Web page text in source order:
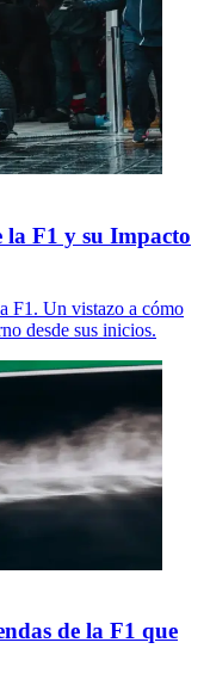
la F1 y su Impacto
F1. Un vistazo a cómo
desde sus inicios.
de la F1 que